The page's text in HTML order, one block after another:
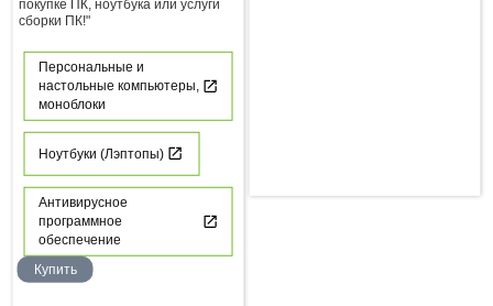
покупке ПК, ноутбука или услуги
сборки ПК!"
Персональные и
настольные компьютеры,
моноблоки
Ноутбуки (Лэптопы)
Антивирусное
программное
обеспечение
Купить